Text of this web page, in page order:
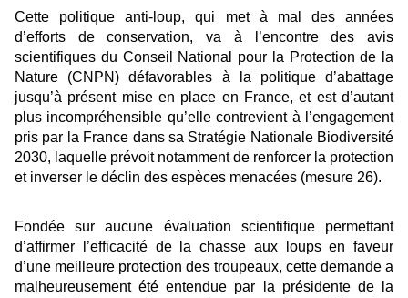
Cette politique anti-loup, qui met à mal des années
d’efforts de conservation, va à l’encontre des avis
scientifiques du Conseil National pour la Protection de la
Nature (CNPN) défavorables à la politique d’abattage
jusqu’à présent mise en place en France, et est d’autant
plus incompréhensible qu’elle contrevient à l’engagement
pris par la France dans sa Stratégie Nationale Biodiversité
2030, laquelle prévoit notamment de renforcer la protection
et inverser le déclin des espèces menacées (mesure 26).
Fondée sur aucune évaluation scientifique permettant
d’affirmer l’efficacité de la chasse aux loups en faveur
d’une meilleure protection des troupeaux, cette demande a
malheureusement été entendue par la présidente de la